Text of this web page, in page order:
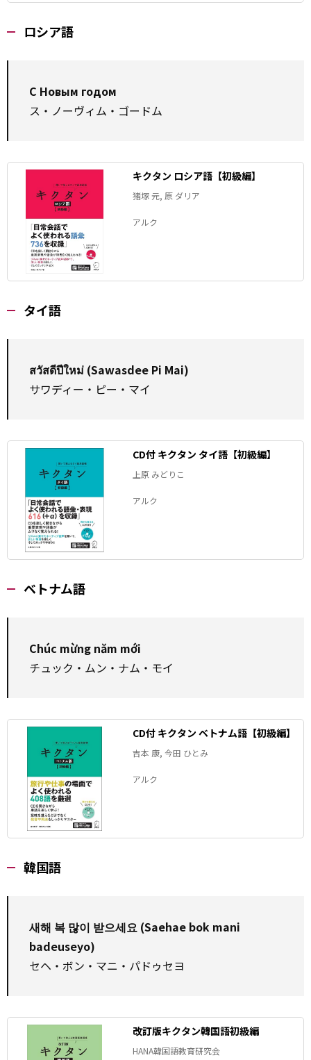
ロシア語
С Новым годом
ス・ノーヴィム・ゴードム
キクタン ロシア語【初級編】
猪塚 元, 原 ダリア
アルク
タイ語
สวัสดีปีใหม่ (Sawasdee Pi Mai)
サワディー・ピー・マイ
CD付 キクタン タイ語【初級編】
上原 みどりこ
アルク
ベトナム語
Chúc mừng năm mới
チュック・ムン・ナム・モイ
CD付 キクタン ベトナム語【初級編】
吉本 康, 今田 ひとみ
アルク
韓国語
새해 복 많이 받으세요 (Saehae bok mani
badeuseyo)
セヘ・ボン・マニ・パドゥセヨ
改訂版キクタン韓国語初級編
HANA韓国語教育研究会